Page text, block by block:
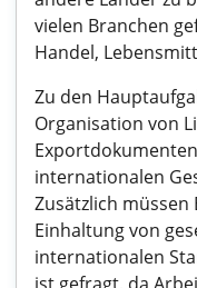
vielen Branchen
Handel,
Zu den
Organisation von
internationalen
Zusätzlich
Einhaltung von
internationalen